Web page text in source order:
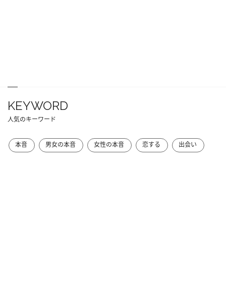
KEYWORD
人気のキーワード
本音 男女の本音 女性の本音 恋する 出会い